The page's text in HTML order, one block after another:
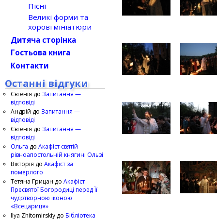
Пісні
Великі форми та
хорові мініатюри
Дитяча сторінка
Гостьова книга
Контакти
Останні відгуки
Євгенія до Запитання —
відповіді
Андрій до Запитання —
відповіді
Євгенія до Запитання —
відповіді
Ольга до Акафіст святій
рівноапостольній княгині Ользі
Вікторія до Акафіст за
померлого
Тетяна Грицан до Акафіст
Пресвятої Богородиці перед Її
чудотворною іконою
«Всецариця»
Ilya Zhitomirskiy до Бібліотека